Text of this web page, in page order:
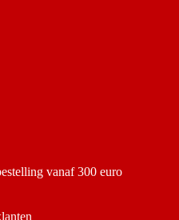
vanaf 300 euro